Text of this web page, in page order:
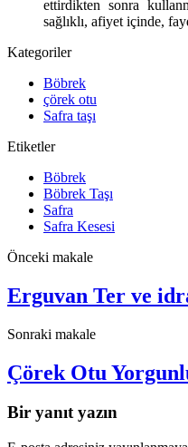
ettirdikten sonra
sağlıklı, afiyet içinde,
Kategoriler
Böbrek
çörek otu
Safra taşı
Etiketler
Böbrek
Böbrek Taşı
Safra
Safra Kesesi
Önceki makale
Erguvan Ter ve
Sonraki makale
Çörek Otu
Bir yanıt yazın